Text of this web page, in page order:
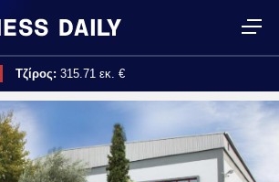
Τζίρος: 315.71 εκ. €